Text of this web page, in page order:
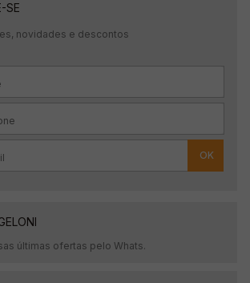
SE
novidades e descontos
OK
últimas ofertas pelo Whats.